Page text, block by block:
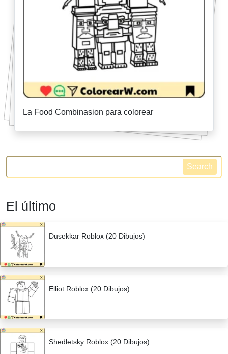
La Food Combinasion para colorear
Search
El último
Dusekkar Roblox (20 Dibujos)
Elliot Roblox (20 Dibujos)
Shedletsky Roblox (20 Dibujos)